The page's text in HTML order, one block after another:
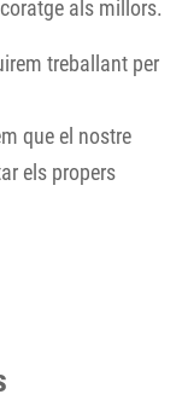
als millors.
treballant per
que el nostre
els propers